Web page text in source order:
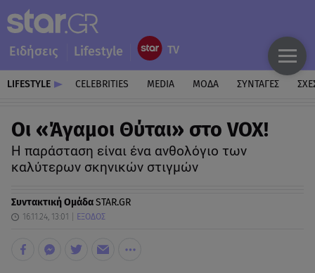
Ειδήσεις Lifestyle
LIFESTYLE CELEBRITIES MEDIA ΜΟΔΑ ΣΥΝΤΑΓΕΣ
Oι «Άγαμοι Θύται» στο VOX!
Η παράσταση είναι ένα ανθολόγιο των
καλύτερων σκηνικών στιγμών
Συντακτική ΟμάδαSTAR.GR
16.11.24, 13:01 ΕΞΟΔΟΣ